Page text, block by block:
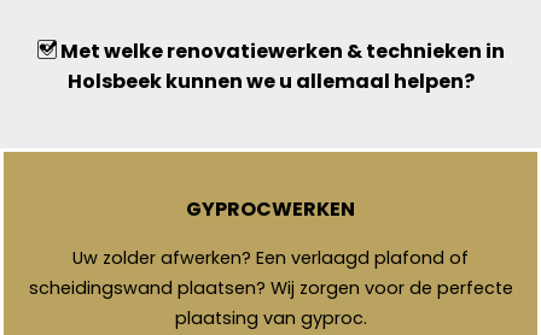
Met welke renovatiewerken & technieken in
Holsbeek kunnen we u allemaal helpen?
GYPROCWERKEN
Uw zolder afwerken? Een verlaagd plafond of
scheidingswand plaatsen? Wij zorgen voor de perfecte
plaatsing van gyproc.